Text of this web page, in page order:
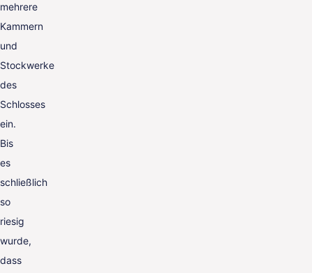
mehrere
Kammern
und
Stockwerke
des
Schlosses
ein.
Bis
es
schließlich
so
riesig
wurde,
dass